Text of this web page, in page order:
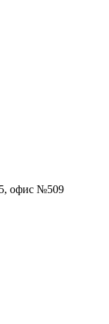
офис №509